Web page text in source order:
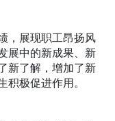
展现职工昂扬风
展中的新成果、新
新了解，增加了新
极促进作用。